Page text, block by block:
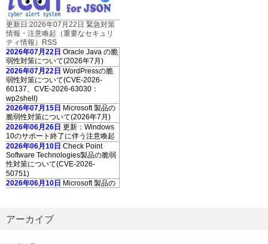
更新日:2026年07月22日 緊急対策
情報・注意喚起（重要なセキュリ
ティ情報）RSS
2026年07月22日 Oracle Java の脆
弱性対策について(2026年7月)
2026年07月22日 WordPressの脆
弱性対策について(CVE-2026-
60137、CVE-2026-63030：
wp2shell)
2026年07月15日 Microsoft 製品の
脆弱性対策について(2026年7月)
2026年06月26日 更新：Windows
10のサポート終了に伴う注意喚起
2026年06月10日 Check Point
Software Technologies製品の脆弱
性対策について(CVE-2026-
50751)
2026年06月10日 Microsoft 製品の
いて(2026年6月)
アーカイブ